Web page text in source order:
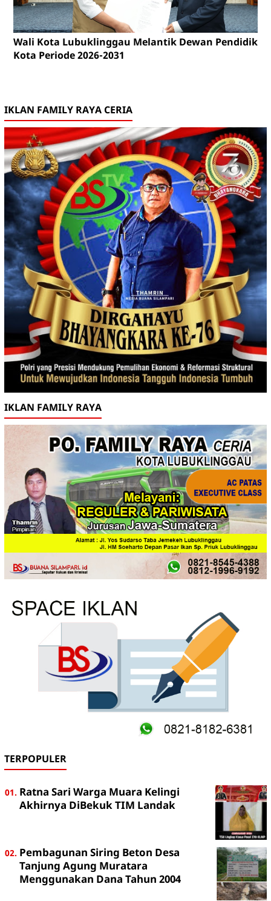
Wali Kota Lubuklinggau Melantik Dewan Pendidikan
Kota Periode 2026-2031
IKLAN FAMILY RAYA CERIA
IKLAN FAMILY RAYA
TERPOPULER
Ratna Sari Warga Muara Kelingi
Akhirnya DiBekuk TIM Landak
Pembagunan Siring Beton Desa
Tanjung Agung Muratara
Menggunakan Dana Tahun 2004